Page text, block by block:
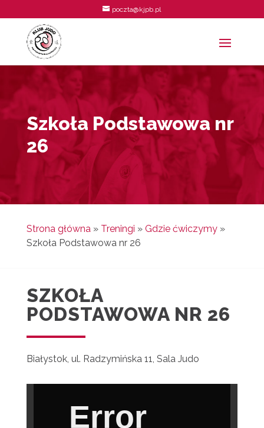
poczta@kjpb.pl
Szkoła Podstawowa nr
26
Strona główna» Treningi » Gdzie ćwiczymy»
Szkoła Podstawowa nr 26
SZKOŁA
PODSTAWOWA NR 26
Białystok, ul. Radzymińska 11, Sala Judo